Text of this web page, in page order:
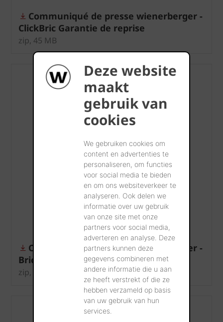
Deze website
maakt
gebruik van
cookies
We gebruiken cookies om
content en advertenties te
personaliseren, om functies
voor social media te bieden
en om ons websiteverkeer te
analyseren. Ook delen we
informatie over uw gebruik
van onze site met onze
partners voor social media,
adverteren en analyse. Deze
partners kunnen deze
gegevens combineren met
andere informatie die u aan
ze heeft verstrekt of die ze
hebben verzameld op basis
van uw gebruik van hun
services.
Communiqué de presse wienerberger -
ClickBric Garantie de reprise
zip, 45 MB
Communiqué de presse wienerberger -
Brick Award 26
zip, 3 MB